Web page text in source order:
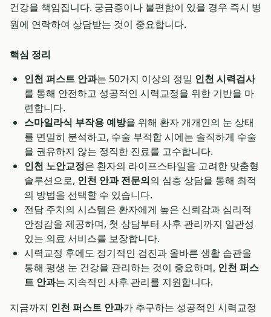
건강을 책임집니다. 궁금증이나 불편함이 있을 경우 즉시 병
원에 연락하여 상담받는 것이 중요합니다.
핵심 정리
인천 퍼스트 안과는 50가지 이상의 정밀 인천 시력검사
를 통해 안전하고 성공적인 시력교정을 위한 기반을 마
련합니다.
스마일라식 부작용 예방을 위해 환자 개개인의 눈 상태
를 면밀히 분석하고, 수술 부적합 시에는 솔직하게 수술
을 권유하지 않는 정직한 진료를 고수합니다.
인천 노안교정은 환자의 라이프스타일을 고려한 맞춤형
솔루션으로, 인천 안과 전문의의 심층 상담을 통해 최적
의 방법을 선택할 수 있습니다.
전담 주치의 시스템은 환자에게 높은 신뢰감과 심리적
안정감을 제공하며, 첫 상담부터 사후 관리까지 일관성
있는 의료 서비스를 보장합니다.
시력교정 후에도 정기적인 검진과 올바른 생활 습관을
통해 평생 눈 건강을 관리하는 것이 중요하며, 인천 퍼스
트 안과는 지속적인 사후 관리를 지원합니다.
지금까지 인천 퍼스트 안과가 추구하는 성공적인 시력교정